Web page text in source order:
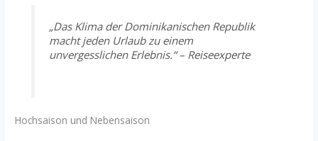
„Das Klima der Dominikanischen Republik
macht jeden Urlaub zu einem
unvergesslichen Erlebnis.“ – Reiseexperte
Hochsaison und Nebensaison